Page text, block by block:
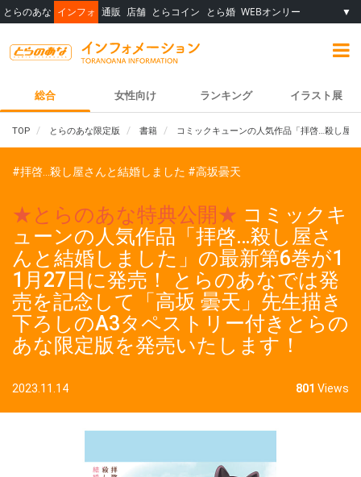
とらのあな インフォ 通販 店舗 とらコイン とら婚 WEBオンリー ▼
総合 女性向け ランキング イラスト展
TOP とらのあな限定版 書籍 コミックキューンの人気作品「拝啓…殺し屋
#拝啓…殺し屋さんと結婚しました #高坂曇天
★とらのあな特典公開★ コミックキ
ューンの人気作品「拝啓…殺し屋さ
んと結婚しました」の最新第6巻が1
1月27日に発売！ とらのあなでは発
売を記念して「高坂 曇天」先生描き
下ろしのA3タペストリー付きとらの
あな限定版を発売いたします！
2023.11.14 801 Views